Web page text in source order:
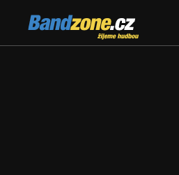
Bandzone.cz
žijeme hudbou